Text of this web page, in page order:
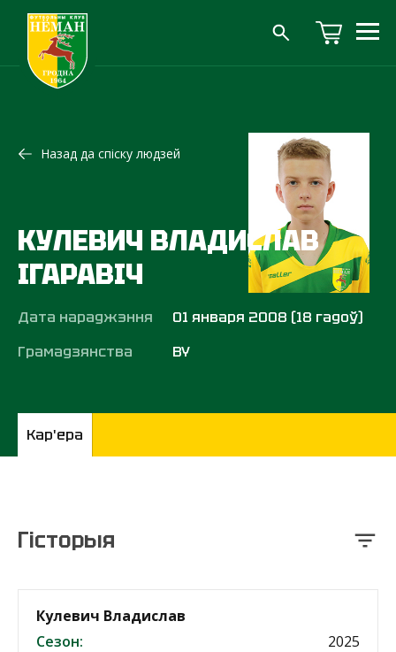
Назад да спіску людзей
КУЛЕВИЧ ВЛАДИСЛАВ
ІГАРАВІЧ
Дата нараджэння
01 января 2008 (18 гадоў)
Грамадзянства
BY
Кар'ера
Гісторыя
Кулевич Владислав
Сезон:
2025